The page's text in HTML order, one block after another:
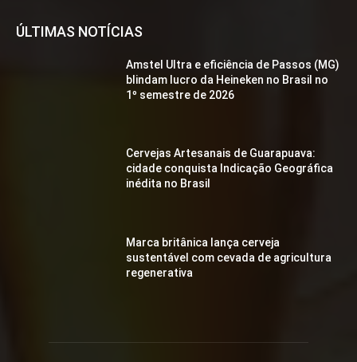
ÚLTIMAS NOTÍCIAS
Amstel Ultra e eficiência de Passos (MG)
blindam lucro da Heineken no Brasil no
1º semestre de 2026
Cervejas Artesanais de Guarapuava:
cidade conquista Indicação Geográfica
inédita no Brasil
Marca britânica lança cerveja
sustentável com cevada de agricultura
regenerativa